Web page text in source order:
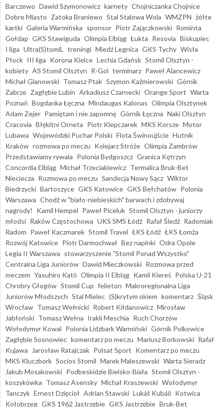
Barczewo Dawid Szymonowicz karnety Chojniczanka Chojnice
Dobre Miasto Zatoka Braniewo Stal Stalowa Wola WMZPN żółte
kartki Galeria Warmińska sponsor Piotr Zajączkowski Rominta
Gołdap GKS Stawiguda Olimpia Elbląg Łukta Resovia Biskupiec
I liga Ultra(S)tomiL treningi Miedź Legnica GKS Tychy Wisła
Płock III liga Korona Kielce Lechia Gdańsk Stomil Olsztyn -
kobiety AS Stomil Olsztyn R-Gol terminarz Paweł Alancewicz
Michał Glanowski Tomasz Ptak Szymon Kaźmierowski Górnik
Zabrze Zagłębie Lubin Arkadiusz Czarnecki Orange Sport Warta
Poznań Bogdanka Łęczna Mindaugas Kalonas Olimpia Olsztynek
Adam Zejer Pamiętam i nie zapomnę Górnik Łęczna Naki Olsztyn
Cracovia Błękitni Orneta Piotr Klepczarek MKS Korsze Motor
Lubawa Wojewódzki Puchar Polski Flota Świnoujście Hutnik
Kraków rozmowa po meczu Kolejarz Stróże Olimpia Zambrów
Przedstawiamy rywala Polonia Bydgoszcz Granica Kętrzyn
Concordia Elbląg Michał Trzeciakiewicz Termalica Bruk-Bet
Nieciecza Rozmowa po meczu Sandecja Nowy Sącz Wiktor
Biedrzycki Bartoszyce GKS Katowice GKS Bełchatów Polonia
Warszawa Chodź w "biało-niebieskich" barwach i zdobywaj
nagrody!
Kamil Hempel Paweł Piceluk Stomil Olsztyn - juniorzy
młodsi Raków Częstochowa UKS SMS Łódź Rafał Śledź Radomiak
Radom Paweł Kaczmarek Stomil Travel ŁKS Łódź ŁKS Łomża
Rozwój Katowice Piotr Darmochwał Bez napinki Odra Opole
Legia II Warszawa stowarzyszenie "Stomil Ponad Wszystko"
Centralna Liga Juniorów Dawid Mieczkowski Rozmowa przed
meczem Yasuhiro Katō Olimpia II Elbląg Kamil Kiereś Polska U-21
Chrobry Głogów Stomil Cup felieton Makroregionalna Liga
Juniorów Młodszych Stal Mielec (S)krytym okiem komentarz Śląsk
Wrocław Tomasz Wełnicki Robert Kiłdanowicz Mirosław
Jabłoński Tomasz Wełna Irakli Meschia Ruch Chorzów
Wołodymyr Kowal Polonia Lidzbark Warmiński Górnik Polkowice
Zagłębie Sosnowiec komentarz po meczu Mariusz Borkowski Rafał
Kujawa
Jarosław Ratajczak Polsat Sport Komentarz po meczu
MKS Kluczbork Socios Stomil Marek Maleszewski Warta Sieradz
Jakub Mosakowski Podbeskidzie Bielsko-Biała Stomil Olsztyn -
koszykówka Tomasz Asensky Michał Kraszewski Wołodymyr
Tanczyk Ernest Dzięcioł Adrian Stawski Lukáš Kubáň Kotwica
Kołobrzeg GKS 1962 Jastrzębie GKS Jastrzębie Bruk-Bet